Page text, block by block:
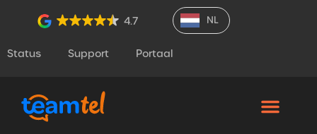
4.7 NL
Status Support Portaal